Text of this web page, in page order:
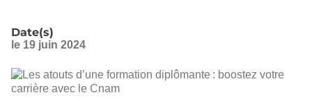
Date(s)
le 19 juin 2024